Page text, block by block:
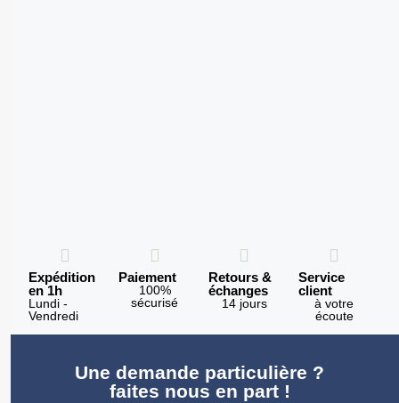
Expédition
en 1h
Lundi -
Vendredi
Paiement
100%
sécurisé
Retours &
échanges
14 jours
Service
client
à votre
écoute
Une demande particulière ?
faites nous en part !